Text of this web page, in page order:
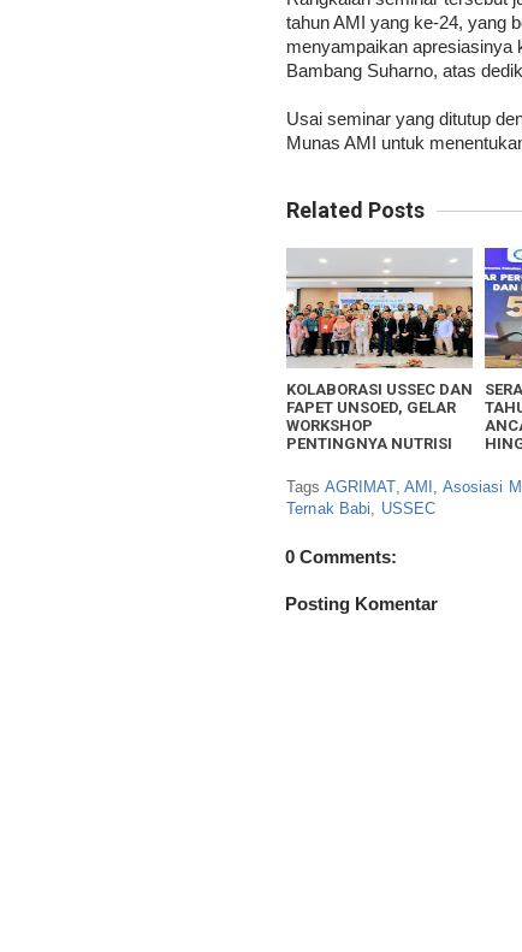
tahun AMI yang ke-24, yang
menyampaikan apresiasinya
Bambang Suharno, atas
Usai seminar yang ditutup
Munas AMI untuk
Related Posts
KOLABORASI USSEC DAN
FAPET UNSOED, GELAR
WORKSHOP
PENTINGNYA NUTRISI
Tags AGRIMAT, AMI Asosiasi
Ternak Babi
USSEC
0 Comments:
Posting Komentar